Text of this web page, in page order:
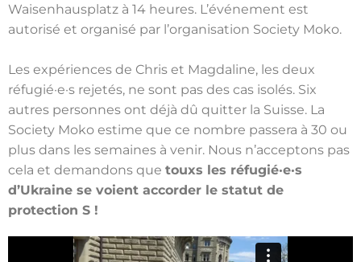
Waisenhausplatz à 14 heures. L’événement est
autorisé et organisé par l’organisation Society Moko.
Les expériences de Chris et Magdaline, les deux
réfugié·e·s rejetés, ne sont pas des cas isolés. Six
autres personnes ont déjà dû quitter la Suisse. La
Society Moko estime que ce nombre passera à 30 ou
plus dans les semaines à venir. Nous n’acceptons pas
cela et demandons que touxs les réfugié·e·s
d’Ukraine se voient accorder le statut de
protection S !